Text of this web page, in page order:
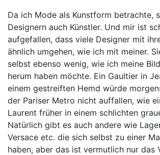
Da ich Mode als Kunstform betrachte,
Designern auch Künstler. Und mir ist
aufgefallen, dass viele Designer mit
ähnlich umgehen, wie ich mit meiner.
selbst ebenso wenig, wie ich meine
herum haben möchte. Ein Gaultier in
einem gestreiften Hemd würde
der Pariser Metro nicht auffallen, wie
Laurent früher in einem schlichten
Natürlich gibt es auch andere wie
Versace etc. die sich selbst zu einer
haben, aber das ist vermutlich nur das